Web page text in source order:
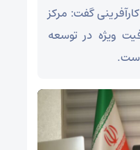
گفت: مرکز
ویژه در توسعه